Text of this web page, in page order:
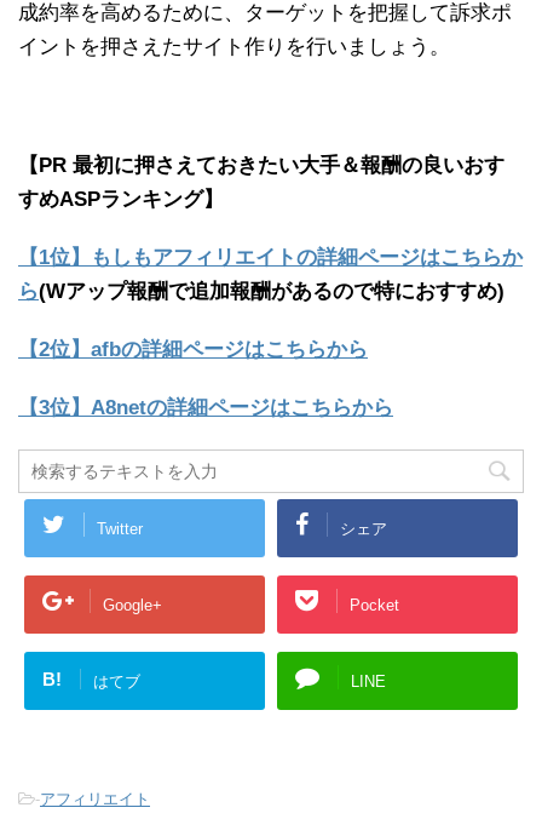
成約率を高めるために、ターゲットを把握して訴求ポ
イントを押さえたサイト作りを行いましょう。
【PR 最初に押さえておきたい大手＆報酬の良いおす
すめASPランキング】
【1位】もしもアフィリエイトの詳細ページはこちらか
ら(Wアップ報酬で追加報酬があるので特におすすめ)
【2位】afbの詳細ページはこちらから
【3位】A8netの詳細ページはこちらから
Twitter シェア
Google+ Pocket
B! はてブ LINE
-アフィリエイト